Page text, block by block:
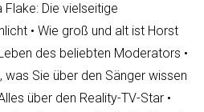
Flake: Die vielseitige
• Wie groß und alt ist Horst
des beliebten Moderators •
was Sie über den Sänger wissen
über den Reality-TV-Star •